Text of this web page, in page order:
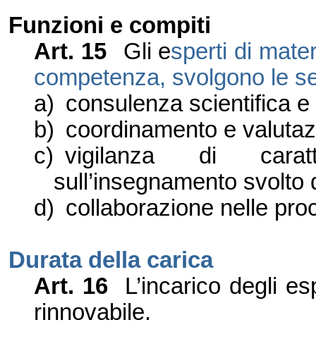
Funzioni e compiti
Art. 15
Gli esperti di
competenza, svolgono le
a) consulenza scientifica
b) coordinamento e
c) vigilanza di
sull’insegnamento svolto
d) collaborazione nelle
Durata della carica
Art. 16
L’incarico degli
rinnovabile.